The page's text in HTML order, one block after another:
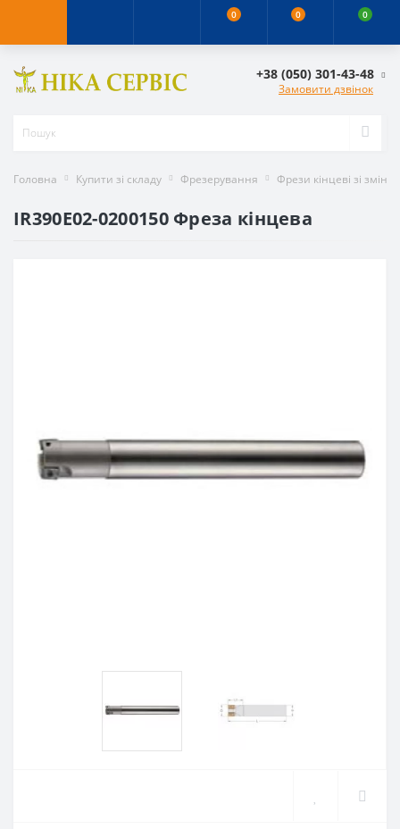
0 0 0
+38 (050) 301-43-48
Замовити дзвінок
Головна Купити зі складу Фрезерування Фрези кінцеві зі
IR390E02-0200150 Фреза кінцева